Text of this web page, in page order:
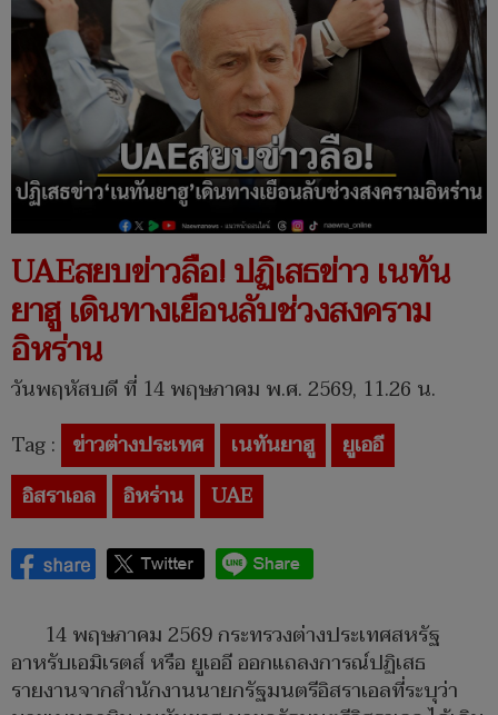
UAEสยบข่าวลือ! ปฏิเสธข่าว เนทัน
ยาฮู เดินทางเยือนลับช่วงสงคราม
อิหร่าน
วันพฤหัสบดี ที่ 14 พฤษภาคม พ.ศ. 2569, 11.26 น.
Tag : ข่าวต่างประเทศ เนทันยาฮู
ยูเออี
อิสราเอล
อิหร่าน UAE
14 พฤษภาคม 2569 กระทรวงต่างประเทศสหรัฐ
อาหรับเอมิเรตส์ หรือ ยูเออี ออกแถลงการณ์ปฏิเสธ
รายงานจากสำนักงานนายกรัฐมนตรีอิสราเอลที่ระบุว่า